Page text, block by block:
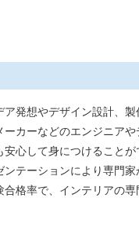
発想やデザイン設計、
カーなどのエンジニア
心して身につけることが
テーションにより専門家
格率で、インテリアの